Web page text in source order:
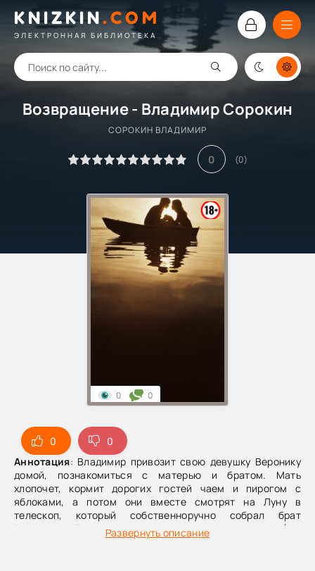
KNIZKIN.COM
ЭЛЕКТРОННАЯ БИБЛИОТЕКА
Возвращение - Владимир Сорокин
СОРОКИН ВЛАДИМИР
0 (0)
0
0
Аннотация: Владимир привозит свою девушку Веронику
домой, познакомиться с матерью и братом. Мать
хлопочет, кормит дорогих гостей чаем и пирогом с
яблоками, а потом они вместе смотрят на Луну в
телескоп, который собственноручно собрал брат
Владимира. Постмодерн, деконструкция соцреализма;)
Развернуть описание
0 0